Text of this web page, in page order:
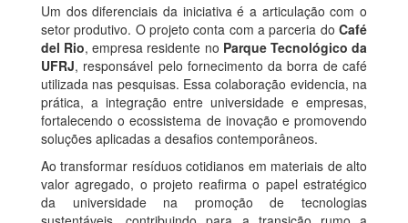
Um dos diferenciais da iniciativa é a articulação com o
setor produtivo. O projeto conta com a parceria do Café
del Rio, empresa residente no Parque Tecnológico da
UFRJ, responsável pelo fornecimento da borra de café
utilizada nas pesquisas. Essa colaboração evidencia, na
prática, a integração entre universidade e empresas,
fortalecendo o ecossistema de inovação e promovendo
soluções aplicadas a desafios contemporâneos.
Ao transformar resíduos cotidianos em materiais de alto
valor agregado, o projeto reafirma o papel estratégico
da universidade na promoção de tecnologias